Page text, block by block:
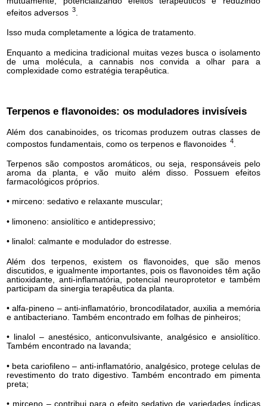
efeitos adversos 3.
Isso muda completamente a lógica de tratamento.
Enquanto a medicina tradicional muitas vezes busca o isolamento
de uma molécula, a cannabis nos convida a olhar para a
complexidade como estratégia terapêutica.
Terpenos e flavonoides: os moduladores invisíveis
Além dos canabinoides, os tricomas produzem outras classes de
compostos fundamentais, como os terpenos e flavonoides 4
Terpenos são compostos aromáticos, ou seja, responsáveis pelo
aroma da planta, e vão muito além disso. Possuem efeitos
farmacológicos próprios.
• mirceno: sedativo e relaxante muscular;
• limoneno: ansiolítico e antidepressivo;
• linalol: calmante e modulador do estresse.
Além dos terpenos, existem os flavonoides, que são menos
discutidos, e igualmente importantes, pois os flavonoides têm ação
antioxidante, anti-inflamatória, potencial neuroprotetor e também
participam da sinergia terapêutica da planta.
• alfa-pineno – anti-inflamatório, broncodilatador, auxilia a memória
e antibacteriano. Também encontrado em folhas de pinheiros;
• linalol – anestésico, anticonvulsivante, analgésico e ansiolítico.
Também encontrado na lavanda;
• beta cariofileno – anti-inflamatório, analgésico, protege celulas de
revestimento do trato digestivo. Também encontrado em pimenta
preta;
• mirceno – contribui para o efeito sedativo de variedades índicas